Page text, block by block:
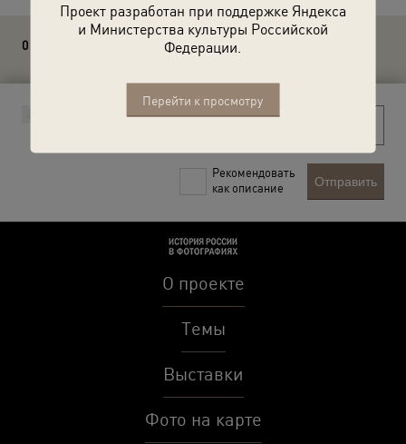
Проект разработан при поддержке Яндекса
и Министерства культуры Российской
Федерации.
Перейти к просмотру
0 комментариев
Рекомендовать
как описание
Отправить
О проекте
Темы
Выставки
Фото на карте